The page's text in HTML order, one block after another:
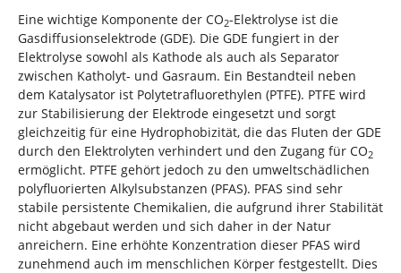
Eine wichtige Komponente der CO2-Elektrolyse ist die
Gasdiffusionselektrode (GDE). Die GDE fungiert in der
Elektrolyse sowohl als Kathode als auch als Separator
zwischen Katholyt- und Gasraum. Ein Bestandteil neben
dem Katalysator ist Polytetrafluorethylen (PTFE). PTFE wird
zur Stabilisierung der Elektrode eingesetzt und sorgt
gleichzeitig für eine Hydrophobizität, die das Fluten der GDE
durch den Elektrolyten verhindert und den Zugang für CO2
ermöglicht. PTFE gehört jedoch zu den umweltschädlichen
polyfluorierten Alkylsubstanzen (PFAS). PFAS sind sehr
stabile persistente Chemikalien, die aufgrund ihrer Stabilität
nicht abgebaut werden und sich daher in der Natur
anreichern. Eine erhöhte Konzentration dieser PFAS wird
zunehmend auch im menschlichen Körper festgestellt. Dies